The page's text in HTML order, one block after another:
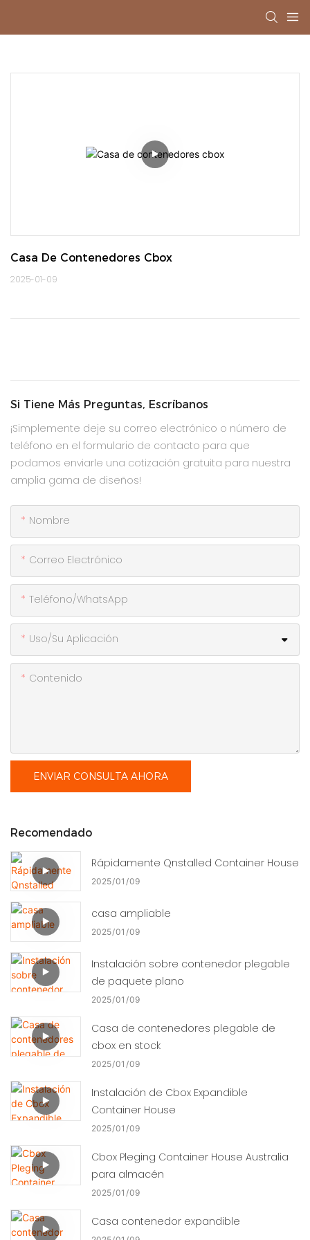
Casa De Contenedores Cbox
2025-01-09
Si Tiene Más Preguntas, Escríbanos
¡Simplemente deje su correo electrónico o número de
teléfono en el formulario de contacto para que
podamos enviarle una cotización gratuita para nuestra
amplia gama de diseños!
Nombre
Correo Electrónico
Teléfono/WhatsApp
Uso/Su Aplicación
Contenido
ENVIAR CONSULTA AHORA
Recomendado
Rápidamente Qnstalled Container House
2025 01 09
casa ampliable
2025 01 09
Instalación sobre contenedor plegable
de paquete plano
2025 01 09
Casa de contenedores plegable de
cbox en stock
2025 01 09
Instalación de Cbox Expandible
Container House
2025 01 09
Cbox Pleging Container House Australia
para almacén
2025 01 09
Casa contenedor expandible